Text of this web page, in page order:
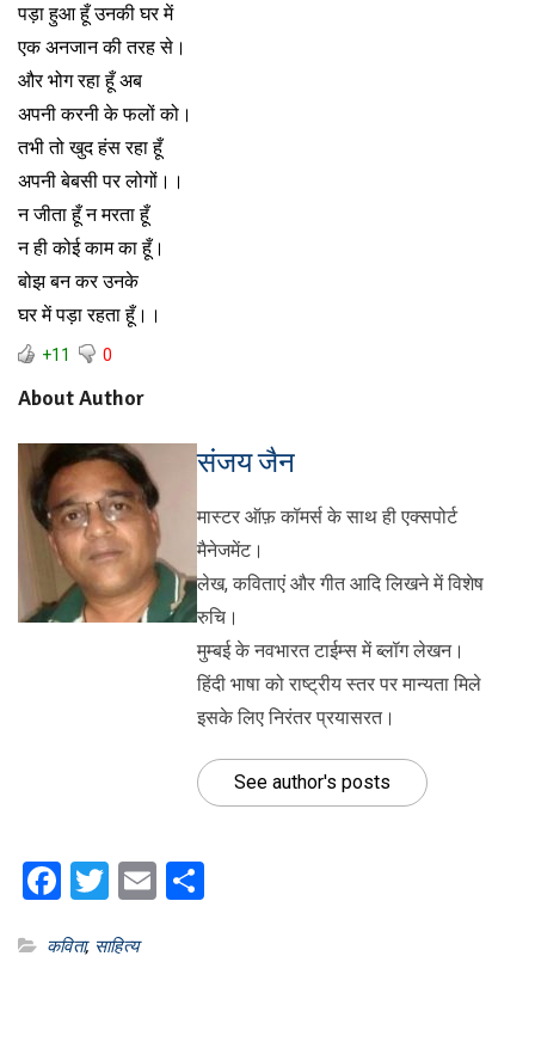
पड़ा हुआ हूँ उनकी घर में
एक अनजान की तरह से।
और भोग रहा हूँ अब
अपनी करनी के फलों को।
तभी तो खुद हंस रहा हूँ
अपनी बेबसी पर लोगों।।
न जीता हूँ न मरता हूँ
न ही कोई काम का हूँ।
बोझ बन कर उनके
घर में पड़ा रहता हूँ।।
+11 0
About Author
संजय जैन
मास्टर ऑफ़ कॉमर्स के साथ ही एक्सपोर्ट
मैनेजमेंट।
लेख, कविताएं और गीत आदि लिखने में विशेष
रुचि।
मुम्बई के नवभारत टाईम्स में ब्लॉग लेखन।
हिंदी भाषा को राष्ट्रीय स्तर पर मान्यता मिले
इसके लिए निरंतर प्रयासरत।
See author's posts
Facebook
Twitter
Email
कविता, साहित्य